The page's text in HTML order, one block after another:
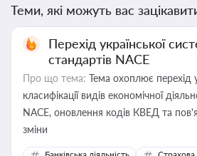
Теми, які можуть вас
Перехід української
стандартів NACE
Про що тема: Тема охоплює перехід
класифікації видів економічної
NACE, оновлення кодів КВЕД та
зміни